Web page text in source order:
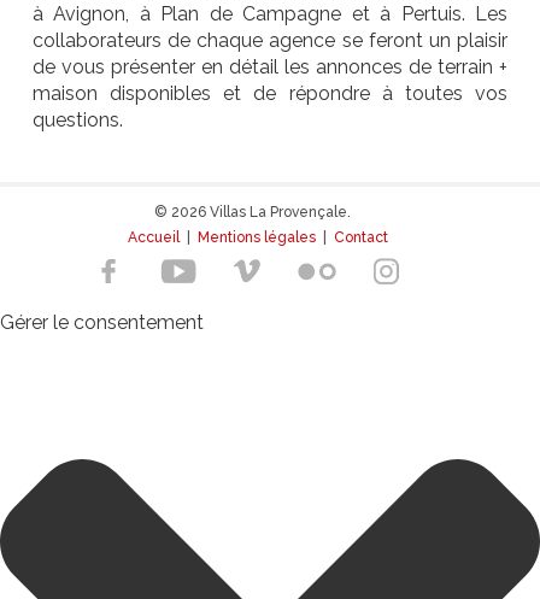
à Avignon, à Plan de Campagne et à Pertuis. Les
collaborateurs de chaque agence se feront un plaisir
de vous présenter en détail les annonces de terrain +
maison disponibles et de répondre à toutes vos
questions.
© 2026 Villas La Provençale.
Accueil| Mentions légales Contact
Gérer le consentement